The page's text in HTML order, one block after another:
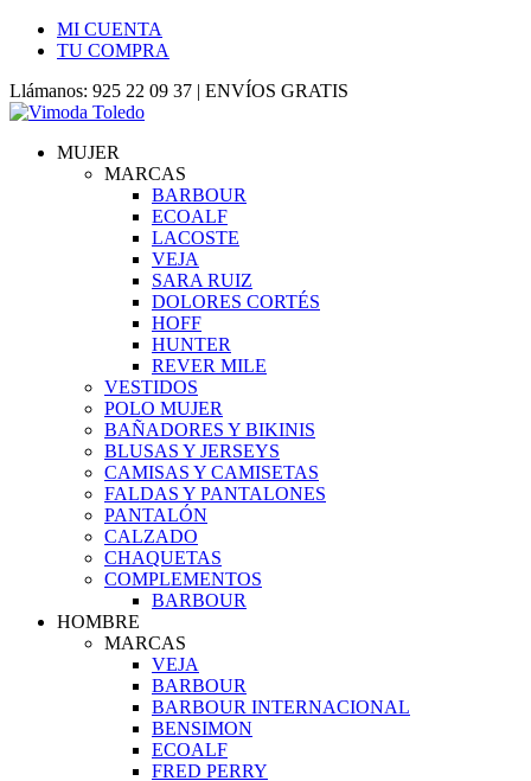
MI CUENTA
TU COMPRA
Llámanos: 925 22 09 37 | ENVÍOS GRATIS
MUJER
MARCAS
BARBOUR
ECOALF
LACOSTE
VEJA
SARA RUIZ
DOLORES CORTÉS
HOFF
HUNTER
REVER MILE
VESTIDOS
POLO MUJER
BAÑADORES Y BIKINIS
BLUSAS Y JERSEYS
CAMISAS Y CAMISETAS
FALDAS Y PANTALONES
PANTALÓN
CALZADO
CHAQUETAS
COMPLEMENTOS
BARBOUR
HOMBRE
MARCAS
VEJA
BARBOUR
BARBOUR INTERNACIONAL
BENSIMON
ECOALF
FRED PERRY